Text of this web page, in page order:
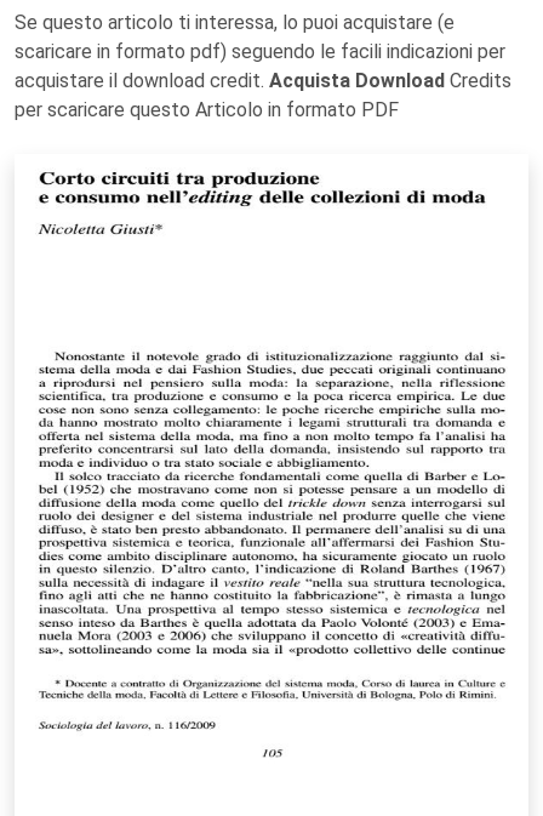
Se questo articolo ti interessa, lo puoi acquistare (e
scaricare in formato pdf) seguendo le facili indicazioni per
acquistare il download credit. Acquista Download Credits
per scaricare questo Articolo in formato PDF